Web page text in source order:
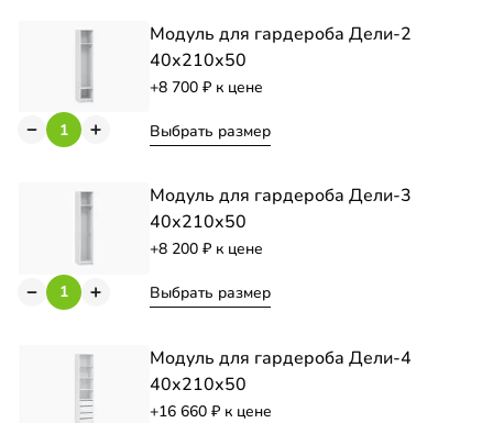
Модуль для гардероба Дели-2
40х210х50
+8 700 к цене
Выбрать размер
Модуль для гардероба Дели-3
40х210х50
+8 200 к цене
Выбрать размер
Модуль для гардероба Дели-4
40х210х50
+16 660 к цене